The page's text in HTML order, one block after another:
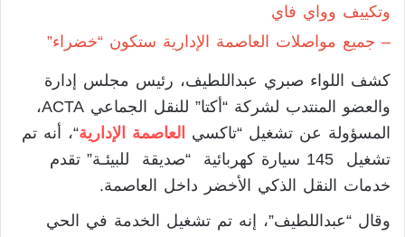
وتكييف وواي فاي
– جميع مواصلات العاصمة الإدارية ستكون “خضراء”
كشف اللواء صبري عبداللطيف، رئيس مجلس إدارة
والعضو المنتدب لشركة “أكتا” للنقل الجماعي ACTA،
المسؤولة عن تشغيل “تاكسي
العاصمة الإدارية“، أنه تم
تشغيل 145 سيارة كهربائية “صديقة للبيئـة” تقدم
خدمات النقل الذكي الأخضر داخل العاصمة.
وقال “عبداللطيف”، إنه تم تشغيل الخدمة في الحي